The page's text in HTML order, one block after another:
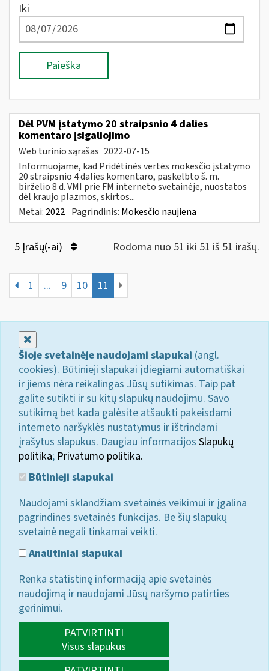
Iki
Paieška
Dėl PVM įstatymo 20 straipsnio 4 dalies
komentaro įsigaliojimo
Web turinio sąrašas 2022-07-15
Informuojame, kad Pridėtinės vertės mokesčio įstatymo
20 straipsnio 4 dalies komentaro, paskelbto š. m.
birželio 8 d. VMI prie FM interneto svetainėje, nuostatos
dėl kraujo plazmos, skirtos...
Metai: 2022 Pagrindinis: Mokesčio naujiena
5 Įrašų(-ai) Rodoma nuo 51 iki 51 iš 51 irašų.
1 ... 9 10 11
Šioje svetainėje naudojami slapukai (angl.
cookies). Būtinieji slapukai įdiegiami automatiškai
ir jiems nėra reikalingas Jūsų sutikimas. Taip pat
galite sutikti ir su kitų slapukų naudojimu. Savo
sutikimą bet kada galėsite atšaukti pakeisdami
interneto naršyklės nustatymus ir ištrindami
įrašytus slapukus. Daugiau informacijos Slapukų
politika; Privatumo politika.
Būtinieji slapukai
Naudojami sklandžiam svetainės veikimui ir įgalina
pagrindines svetainės funkcijas. Be šių slapukų
svetainė negali tinkamai veikti.
Analitiniai slapukai
Renka statistinę informaciją apie svetainės
naudojimą ir naudojami Jūsų naršymo patirties
gerinimui.
PATVIRTINTI
Visus slapukus